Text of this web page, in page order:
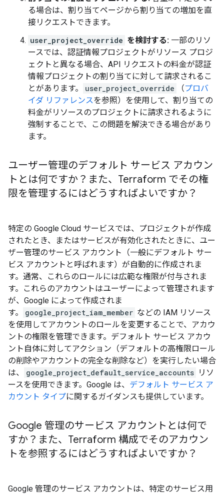
る場合は、割り当てページから割り当ての増加を直
接リクエストできます。
user_project_override を検討する: 一部のリソ
ースでは、認証情報プロジェクトがリソース プロジ
ェクトと異なる場合、API リクエストの料金が認証
情報プロジェクトの割り当てに対して請求されるこ
とがあります。
user_project_override （プロバ
イダ リファレンスを参照）を使用して、割り当ての
料金がリソースのプロジェクトに請求されるように
強制することで、この問題を解決できる場合があり
ます。
ユーザー管理のデフォルト サービス アカウン
トとは何ですか？また、Terraform でその権
限を管理するにはどうすればよいですか？
特定の Google Cloud サービスでは、プロジェクトが作成
されたとき、またはサービスが有効化されたときに、ユー
ザー管理のサービス アカウント（一般にデフォルト サー
ビス アカウントと呼ばれます）が自動的に作成されま
す。通常、これらのロールには広範な権限が付与されま
す。これらのアカウントはユーザーによって管理されます
が、Google によって作成されま
す。
google_project_iam_member などの IAM リソース
を使用してアカウントのロールを変更することで、アカウ
ントの権限を管理できます。デフォルト サービス アカウ
ント自体に対してアクション（デフォルトの高権限ロール
の削除やアカウントの完全な削除など）を実行したい場合
は、
google_project_default_service_accounts リソ
ースを使用できます。Google は、 デフォルト サービス ア
カウント タイプに関するガイダンスも提供しています。
Google 管理のサービス アカウントとは何で
すか？また、Terraform 構成でそのアカウン
トを参照するにはどうすればよいですか？
Google 管理のサービス アカウントは、特定のサービス用